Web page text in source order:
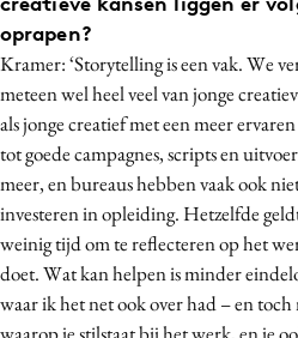
oprapen?
Kramer: ‘Storytelling is een vak. We
meteen wel heel veel van jonge
als jonge creatief met een meer
tot goede campagnes, scripts en
meer, en bureaus hebben vaak ook
investeren in opleiding. Hetzelfde
weinig tijd om te reflecteren op het
doet. Wat kan helpen is minder
waar ik het net ook over had – en